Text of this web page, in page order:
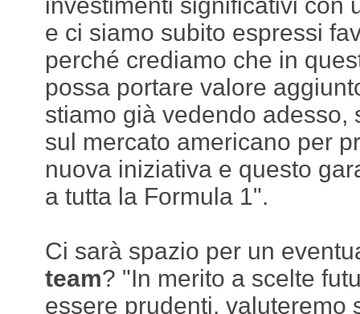
investimenti significativi con
e ci siamo subito espressi
perché crediamo che in
possa portare valore
stiamo già vedendo adesso,
sul mercato americano per
nuova iniziativa e questo
a tutta la Formula 1".
Ci sarà spazio per un
team? "In merito a scelte
essere prudenti, valuteremo